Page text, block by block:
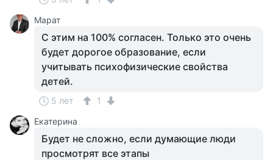
Марат
С этим на 100% согласен. Только это очень
будет дорогое образование, если
учитывать психофизические свойства
детей.
5 лет
1
Екатерина
Будет не сложно, если думающие люди
просмотрят все этапы